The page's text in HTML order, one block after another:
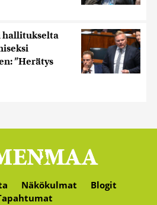
hallitukselta
”Herätys
Näkökulmat
Blogit